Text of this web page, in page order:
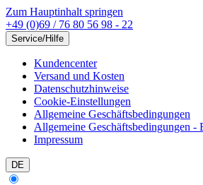
Zum Hauptinhalt springen
+49 (0)69 / 76 80 56 98 - 22
Service/Hilfe
Kundencenter
Versand und Kosten
Datenschutzhinweise
Cookie-Einstellungen
Allgemeine Geschäftsbedingungen
Allgemeine Geschäftsbedingungen -
Impressum
DE